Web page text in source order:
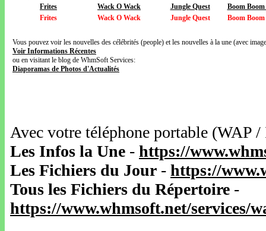
Frites
Wack O Wack Jungle Quest
Boom
Frites
Wack O Wack Jungle Quest Boom
Vous pouvez voir les nouvelles des célébrités (people) et les nouvelles à la une (avec
Voir Informations Récentes
ou en visitant le blog de WhmSoft Services:
Diaporamas de Photos d'Actualités
Avec votre téléphone portable
Les Infos la Une - https://
Les Fichiers du Jour - https://
Tous les Fichiers du Répertoire -
https://www.whmsoft.net/services/